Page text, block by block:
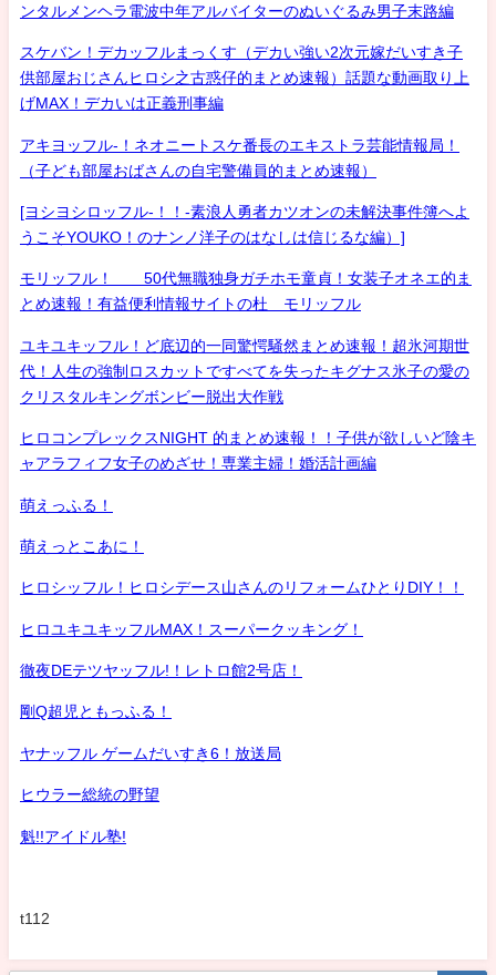
ンタルメンヘラ電波中年アルバイターのぬいぐるみ男子末路編
スケバン！デカッフルまっくす（デカい強い2次元嫁だいすき子
供部屋おじさんヒロシ之古惑仔的まとめ速報）話題な動画取り上
げMAX！デカいは正義刑事編
アキヨッフル-！ネオニートスケ番長のエキストラ芸能情報局！
（子ども部屋おばさんの自宅警備員的まとめ速報）
[ヨシヨシロッフル-！！-素浪人勇者カツオンの未解決事件簿へよ
うこそYOUKO！のナンノ洋子のはなしは信じるな編）]
モリッフル！ 50代無職独身ガチホモ童貞！女装子オネエ的ま
とめ速報！有益便利情報サイトの杜 モリッフル
ユキユキッフル！ど底辺的一同驚愕騒然まとめ速報！超氷河期世
代！人生の強制ロスカットですべてを失ったキグナス氷子の愛の
クリスタルキングボンビー脱出大作戦
ヒロコンプレックスNIGHT 的まとめ速報！！子供が欲しいど陰キ
ャアラフィフ女子のめざせ！専業主婦！婚活計画編
萌えっふる！
萌えっとこあに！
ヒロシッフル！ヒロシデース山さんのリフォームひとりDIY！！
ヒロユキユキッフルMAX！スーパークッキング！
徹夜DEテツヤッフル!！レトロ館2号店！
剛Q超児ともっふる！
ヤナッフル ゲームだいすき6！放送局
ヒウラー総統の野望
魁!!アイドル塾!
t112